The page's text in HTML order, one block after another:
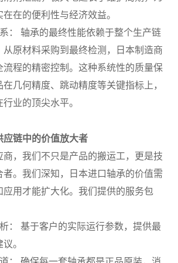
在的便利性与经济效益。
： 轴承的最终性能依赖于整个生产链
从原材料采购到最终检测，日本制造商
流程的精密控制。这种系统性的质量保
在几何精度、跳动精度等关键指标上，
业的顶尖水平。
应链中的价值放大者
商，我们不只是产品的搬运工，更是技
者。我们深知，日本进口轴承的价值需
应用才能扩大化。我们提供的服务包
： 基于客户的实际运行参数，提供最
。